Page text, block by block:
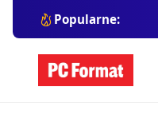
Popularne: